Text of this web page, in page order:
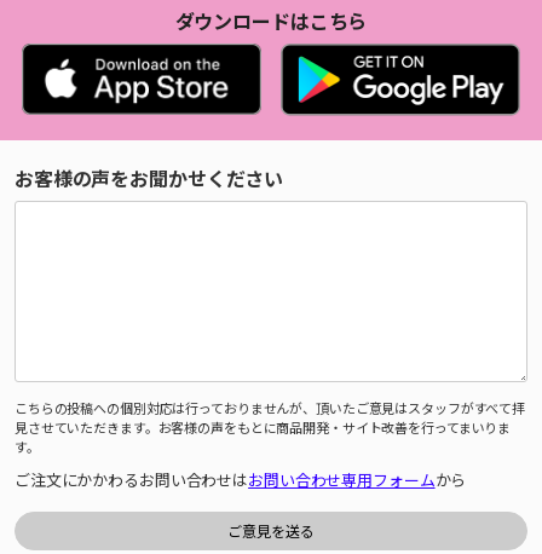
ダウンロードはこちら
お客様の声をお聞かせください
こちらの投稿への個別対応は行っておりませんが、頂いたご意見はスタッフがすべて拝
見させていただきます。お客様の声をもとに商品開発・サイト改善を行ってまいりま
す。
ご注文にかかわるお問い合わせはお問い合わせ専用フォームから